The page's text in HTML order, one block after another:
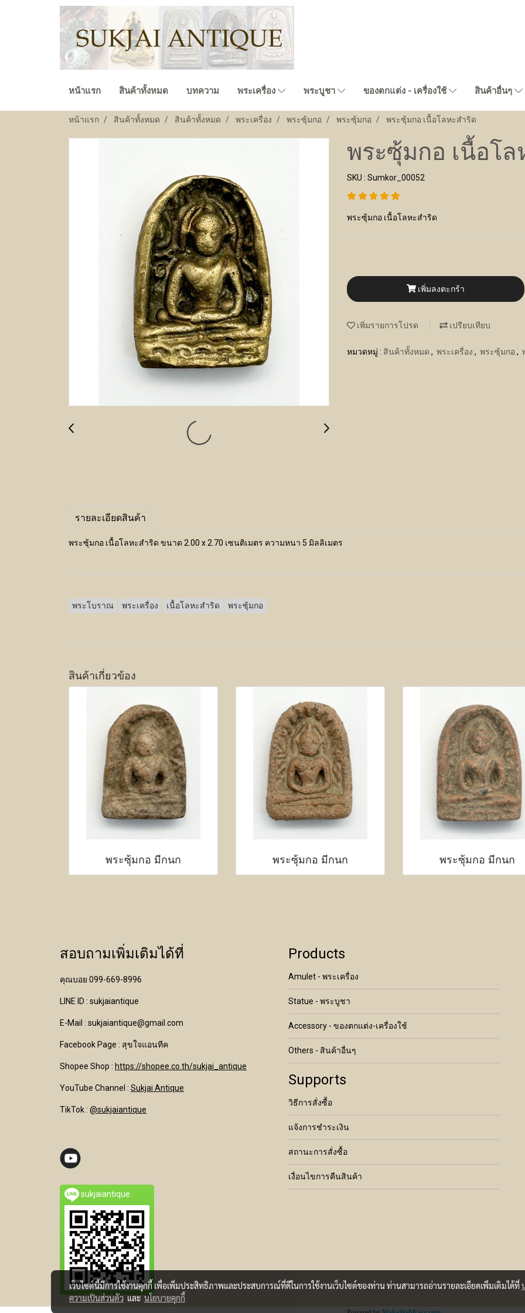
หน้าแรก สินค้าทั้งหมด บทความ พระเครื่อง พระบูชา ของตกแต่ง - เครื่องใช้ สินค้าอื่นๆ
หน้าแรก สินค้าทั้งหมด สินค้าทั้งหมด พระเครื่อง พระซุ้มกอ พระซุ้มกอ พระซุ้มกอ เนื้อโลหะสำริด
พระซุ้มกอ เนื้อโล
SKU : Sumkor_00052
พระซุ้มกอ เนื้อโลหะสำริด
เพิ่มลงตะกร้า
เพิ่มรายการโปรด เปรียบเทียบ
หมวดหมู่ : สินค้าทั้งหมด , พระเครื่อง , พระซุ้มกอ ,
รายละเอียดสินค้า
พระซุ้มกอ เนื้อโลหะสำริด ขนาด 2.00 x 2.70 เซนติเมตร ความหนา 5 มิลลิเมตร
พระโบราณ พระเครื่อง เนื้อโลหะสำริด พระซุ้มกอ
สินค้าเกี่ยวข้อง
พระซุ้มกอ มีกนก พระซุ้มกอ มีกนก พระซุ้มกอ มีกนก
สอบถามเพิ่มเติมได้ที่
คุณบอย 099-669-8996
LINE ID : sukjaiantique
E-Mail : sukjaiantique@gmail.com
Facebook Page : สุขใจแอนทีค
Shopee Shop : https://shopee.co.th/sukjai_antique
YouTube Channel : Sukjai Antique
TikTok : @sukjaiantique
sukjaiantique
Products
Amulet - พระเครื่อง
Statue - พระบูชา
Accessory - ของตกแต่ง-เครื่องใช้
Others - สินค้าอื่นๆ
Supports
วิธีการสั่งซื้อ
แจ้งการชำระเงิน
สถานะการสั่งซื้อ
เงื่อนไขการคืนสินค้า
เว็บไซต์นี้มีการใช้งานคุกกี้ เพื่อเพิ่มประสิทธิภาพและประสบการณ์ที่ดีในการใช้งานเว็บไซต์ของท่าน ท่านสามารถอ่านรายละเอียดเพิ่มเติมได้ที่
ความเป็นส่วนตัวและนโยบายคุกกี้